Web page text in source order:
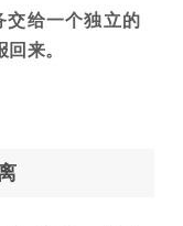
交给一个独立的
来。